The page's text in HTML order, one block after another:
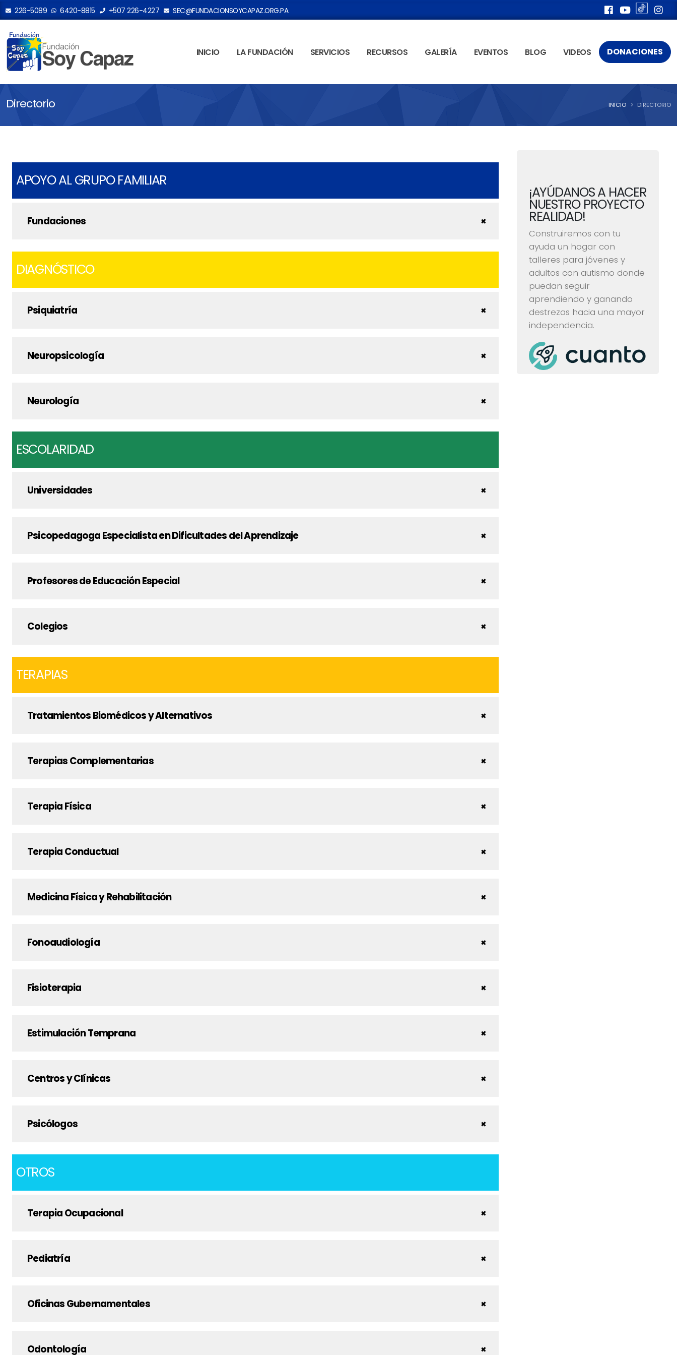
226-5089 6420-8815 +507 226-4227 SEC@FUNDACIONSOYCAPAZ.ORG.PA
INICIO LA FUNDACIÓN SERVICIOS RECURSOS GALERÍA EVENTOS BLOG VIDEOS DONACIONES
Directorio INICIO DIRECTORIO
APOYO AL GRUPO FAMILIAR
Fundaciones
DIAGNÓSTICO
Psiquiatría
Neuropsicología
Neurología
ESCOLARIDAD
Universidades
Psicopedagoga Especialista en Dificultades del Aprendizaje
Profesores de Educación Especial
Colegios
TERAPIAS
Tratamientos Biomédicos y Alternativos
Terapias Complementarias
Terapia Física
Terapia Conductual
Medicina Física y Rehabilitación
Fonoaudiología
Fisioterapia
Estimulación Temprana
Centros y Clínicas
Psicólogos
OTROS
Terapia Ocupacional
Pediatría
Oficinas Gubernamentales
Odontología
¡AYÚDANOS A HACER
NUESTRO PROYECTO
REALIDAD!
Construiremos con tu
ayuda un hogar con
talleres para jóvenes y
adultos con autismo donde
puedan seguir
aprendiendo y ganando
destrezas hacia una mayor
independencia.